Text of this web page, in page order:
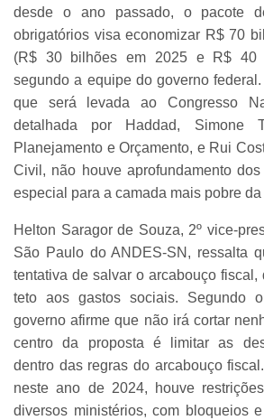
desde o ano passado, o pacote
obrigatórios visa economizar R$ 70
(R$ 30 bilhões em 2025 e R$ 40
segundo a equipe do governo
que será levada ao Congresso
detalhada por Haddad, Simone
Planejamento e Orçamento, e Rui
Civil, não houve aprofundamento
especial para a camada mais pobre
Helton Saragor de Souza, 2º vice-
São Paulo do ANDES-SN, ressalta
tentativa de salvar o arcabouço fiscal,
teto aos gastos sociais. Segundo
governo afirme que não irá cortar
centro da proposta é limitar as
dentro das regras do arcabouço
neste ano de 2024, houve
diversos ministérios, com bloqueios